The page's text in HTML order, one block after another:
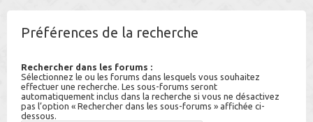
Préférences de la recherche
Rechercher dans les forums :
Sélectionnez le ou les forums dans lesquels vous souhaitez
effectuer une recherche. Les sous-forums seront
automatiquement inclus dans la recherche si vous ne désactivez
pas l’option « Rechercher dans les sous-forums » affichée ci-
dessous.